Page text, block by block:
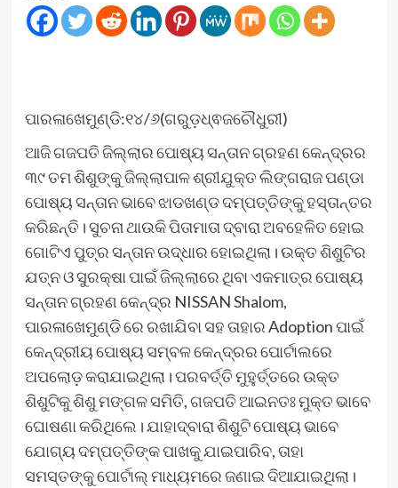
ପାରଳାଖେମୁଣ୍ଡି:୧୪/୬(ଗରୁଡ଼ଧ୍ଵଜଚୌଧୁରୀ)
ଆଜି ଗଜପତି ଜିଲ୍ଲାର ପୋଷ୍ୟ ସନ୍ତାନ ଗ୍ରହଣ କେନ୍ଦ୍ରର
୩୯ ତମ ଶିଶୁଙ୍କୁ ଜିଲ୍ଲାପାଳ ଶ୍ରୀଯୁକ୍ତ ଲିଙ୍ଗରାଜ ପଣ୍ଡା
ପୋଷ୍ୟ ସନ୍ତାନ ଭାବେ ଝାଡଖଣ୍ଡ ଦମ୍ପତ୍ତିଙ୍କୁ ହସ୍ତାନ୍ତର
କରିଛନ୍ତି। ସୁଚନା ଥାଉକି ପିତାମାତା ଦ୍ବାରା ଅବହେଳିତ ହୋଇ
ଗୋଟିଏ ପୁତ୍ର ସନ୍ତାନ ଉଦ୍ଧାର ହୋଇଥିଲା। ଉକ୍ତ ଶିଶୁଟିର
ଯତ୍ନ ଓ ସୁରକ୍ଷା ପାଇଁ ଜିଲ୍ଲାରେ ଥିବା ଏକମାତ୍ର ପୋଷ୍ୟ
ସନ୍ତାନ ଗ୍ରହଣ କେନ୍ଦ୍ର NISSAN Shalom,
ପାରଳାଖେମୁଣ୍ଡି ରେ ରଖାଯିବା ସହ ତାହାର Adoption ପାଇଁ
କେନ୍ଦ୍ରୀୟ ପୋଷ୍ୟ ସମ୍ବଳ କେନ୍ଦ୍ରର ପୋର୍ଟାଲରେ
ଅପଲୋଡ଼ କରାଯାଇଥିଲା। ପରବର୍ତ୍ତି ମୁହୁର୍ତ୍ତରେ ଉକ୍ତ
ଶିଶୁଟିକୁ ଶିଶୁ ମଙ୍ଗଳ ସମିତି, ଗଜପତି ଆଇନତଃ ମୁକ୍ତ ଭାବେ
ଘୋଷଣା କରିଥିଲେ। ଯାହାଦ୍ବାରା ଶିଶୁଟି ପୋଷ୍ୟ ଭାବେ
ଯୋଗ୍ୟ ଦମ୍ପତ୍ତିଙ୍କ ପାଖକୁ ଯାଇପାରିବ, ତାହା
ସମସ୍ତଙ୍କୁ ପୋର୍ଟାଲ୍ ମାଧ୍ୟମରେ ଜଣାଇ ଦିଆଯାଇଥିଲା।